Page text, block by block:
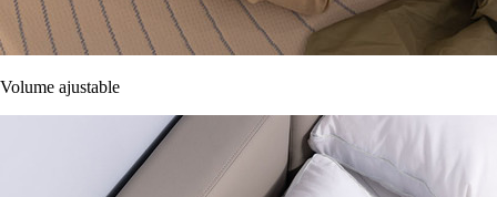
Volume ajustable